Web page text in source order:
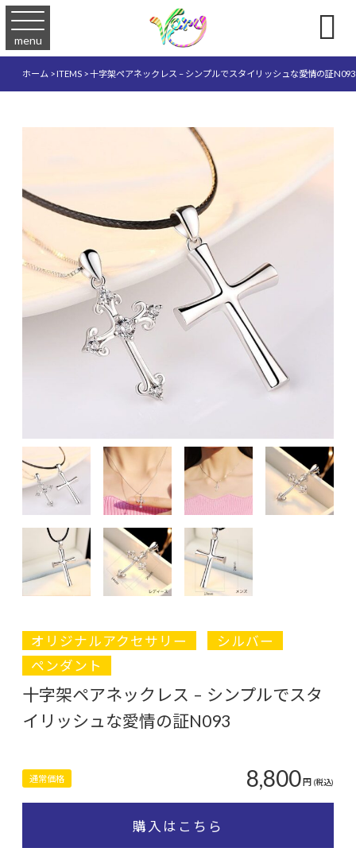
menu 
ホーム>ITEMS>十字架ペアネックレス – シンプルでスタイリッシュな愛情の証N093
オリジナルアクセサリー
シルバー
ペンダント
十字架ペアネックレス – シンプルでスタ
イリッシュな愛情の証N093
通常価格 8,800円 (税込)
購入はこちら